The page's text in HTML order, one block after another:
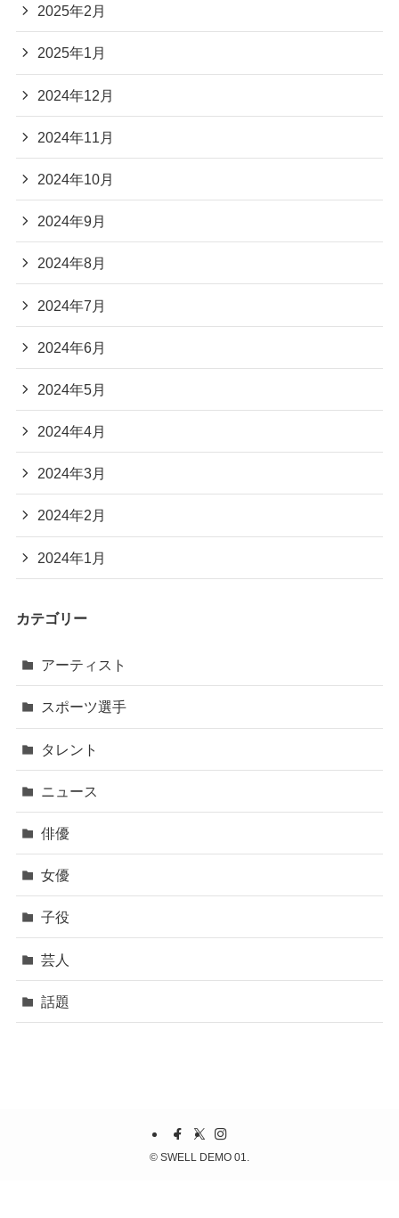
2025年2月
2025年1月
2024年12月
2024年11月
2024年10月
2024年9月
2024年8月
2024年7月
2024年6月
2024年5月
2024年4月
2024年3月
2024年2月
2024年1月
カテゴリー
アーティスト
スポーツ選手
タレント
ニュース
俳優
女優
子役
芸人
話題
© SWELL DEMO 01.